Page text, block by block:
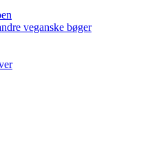
veganske bøger